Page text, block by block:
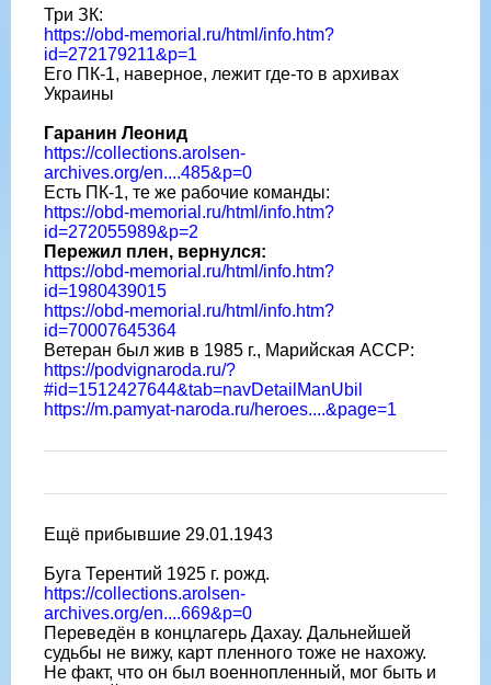
Три ЗК:
https://obd-memorial.ru/html/info.htm?
id=272179211&p=1
Его ПК-1, наверное, лежит где-то в архивах
Украины
Гаранин Леонид
https://collections.arolsen-
archives.org/en....485&p=0
Есть ПК-1, те же рабочие команды:
https://obd-memorial.ru/html/info.htm?
id=272055989&p=2
Пережил плен, вернулся:
https://obd-memorial.ru/html/info.htm?
id=1980439015
https://obd-memorial.ru/html/info.htm?
id=70007645364
Ветеран был жив в 1985 г., Марийская АССР:
https://podvignaroda.ru/?
#id=1512427644&tab=navDetailManUbil
https://m.pamyat-naroda.ru/heroes....&page=1
Ещë прибывшие 29.01.1943
Буга Терентий 1925 г. рожд.
https://collections.arolsen-
archives.org/en....669&p=0
Переведëн в концлагерь Дахау. Дальнейшей
судьбы не вижу, карт пленного тоже не нахожу.
Не факт, что он был военнопленный, мог быть и